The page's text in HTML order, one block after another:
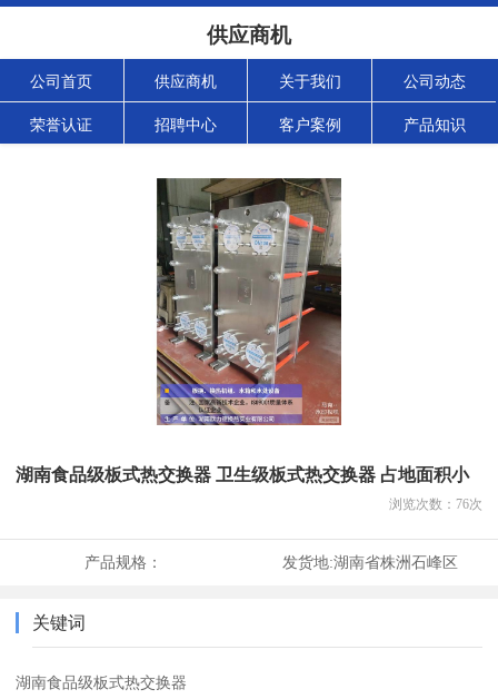
供应商机
公司首页 供应商机 关于我们 公司动态
荣誉认证 招聘中心 客户案例 产品知识
湖南食品级板式热交换器 卫生级板式热交换器 占地面积小
浏览次数： 76次
产品规格： 发货地:湖南省株洲石峰区
关键词
湖南食品级板式热交换器